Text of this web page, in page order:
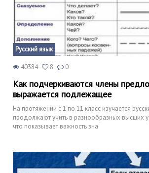
Русский язык
40384 8 0
Как подчеркиваются члены
выражается подлежащее
На протяжении с 1 по 11 класс изучается
продолжают учить в разнообразных высших
что показывает важность зна